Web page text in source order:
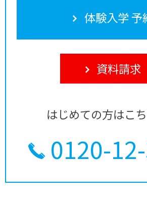
体験入学 予
資料請求
はじめての方はこ
0120-